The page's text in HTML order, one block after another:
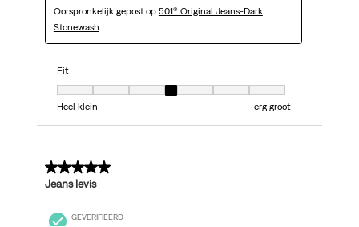
Oorspronkelijk gepost op 501® Original Jeans-Dark
Stonewash
Fit
Fit, 4 van 7, waarbij 1 gelijk is aan Heel klein en 7 gelijk is aan erg groot
Heel klein
erg groot
5 van 5 sterren.
Jeans levis
GEVERIFIEERD